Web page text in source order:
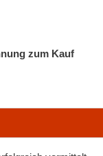
zum Kauf